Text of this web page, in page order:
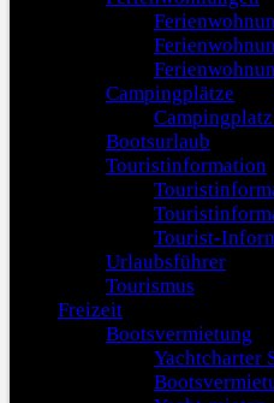
Campingplätze
Bootsurlaub
Touristinformation
Tourist-
Urlaubsführer
Tourismus
Freizeit
Bootsvermietung
Yachtcharter